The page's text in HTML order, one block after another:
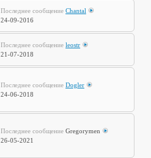
Последнее сообщение Chantal
24-09-2016
Последнее сообщение leostr
21-07-2018
Последнее сообщение Dogler
24-06-2018
Последнее сообщение Gregorymen
26-05-2021